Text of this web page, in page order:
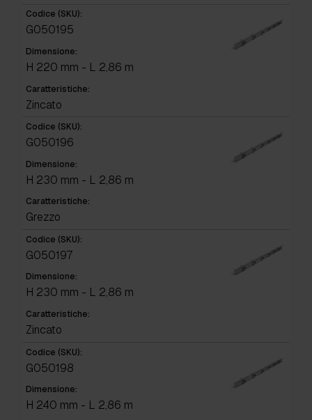
Codice (SKU):
G050195
Dimensione:
H 220 mm - L 2,86 m
Caratteristiche:
Zincato
Codice (SKU):
G050196
Dimensione:
H 230 mm - L 2,86 m
Caratteristiche:
Grezzo
Codice (SKU):
G050197
Dimensione:
H 230 mm - L 2,86 m
Caratteristiche:
Zincato
Codice (SKU):
G050198
Dimensione:
H 240 mm - L 2,86 m